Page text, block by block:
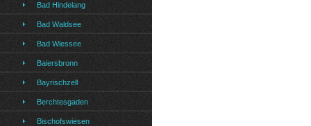
Bad Hindelang
Bad Waldsee
Bad Wiessee
Baiersbronn
Bayrischzell
Berchtesgaden
Bischofswiesen